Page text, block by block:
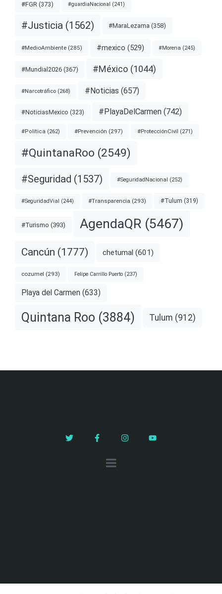
#FGR (373) #guardiaNacional (241)
#Justicia (1562) #MaraLezama (358)
#MedioAmbiente (285) #mexico (529) #Morena (245)
#Mundial2026 (367) #México (1044)
#Narcotráfico (268) #Noticias (657)
#NoticiasMexico (323) #PlayaDelCarmen (742)
#Política (262) #Prevención (297) #ProtecciónCivil (271)
#QuintanaRoo (2549)
#Seguridad (1537) #SeguridadNacional (252)
#SeguridadVial (244) #Transparencia (293) #Tulum (319)
#Turismo (393) AgendaQR (5467)
Cancún (1777) chetumal (601)
cozumel (293) Felipe Carrillo Puerto (237)
Playa del Carmen (633)
Quintana Roo (3884) Tulum (912)